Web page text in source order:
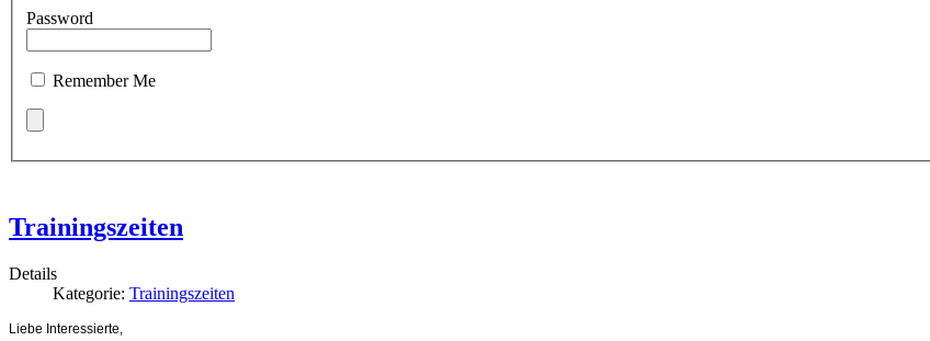
Password
Remember Me
Trainingszeiten
Details
Kategorie: Trainingszeiten
Liebe Interessierte,